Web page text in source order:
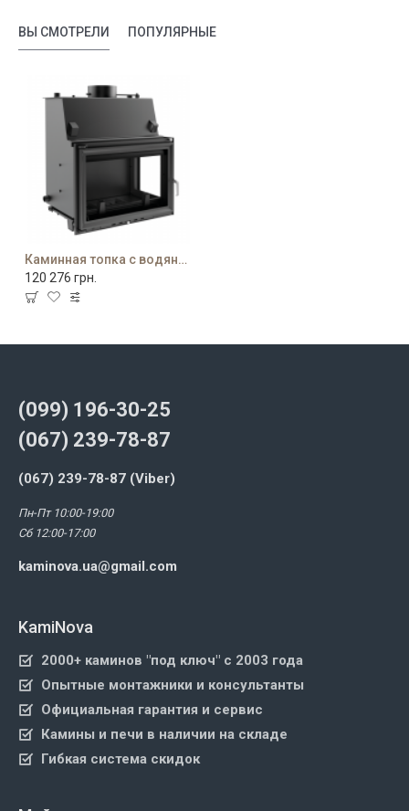
ВЫ СМОТРЕЛИ ПОПУЛЯРНЫЕ
Каминная топка с водяным контуром Oliwia/PW/BP/17/W
120 276 грн.
(099) 196-30-25
(067) 239-78-87
(067) 239-78-87 (Viber)
Пн-Пт 10:00-19:00
Сб 12:00-17:00
kaminova.ua@gmail.com
KamiNova
2000+ каминов "под ключ" с 2003 года
Опытные монтажники и консультанты
Официальная гарантия и сервис
Камины и печи в наличии на складе
Гибкая система скидок